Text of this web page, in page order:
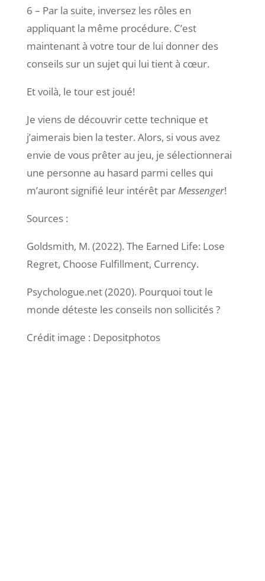
6 – Par la suite, inversez les rôles en
appliquant la même procédure. C’est
maintenant à votre tour de lui donner des
conseils sur un sujet qui lui tient à cœur.
Et voilà, le tour est joué!
Je viens de découvrir cette technique et
j’aimerais bien la tester. Alors, si vous avez
envie de vous prêter au jeu, je sélectionnerai
une personne au hasard parmi celles qui
m’auront signifié leur intérêt parMessenger!
Sources :
Goldsmith, M. (2022). The Earned Life: Lose
Regret, Choose Fulfillment, Currency.
Psychologue.net (2020). Pourquoi tout le
monde déteste les conseils non sollicités ?
Crédit image : Depositphotos